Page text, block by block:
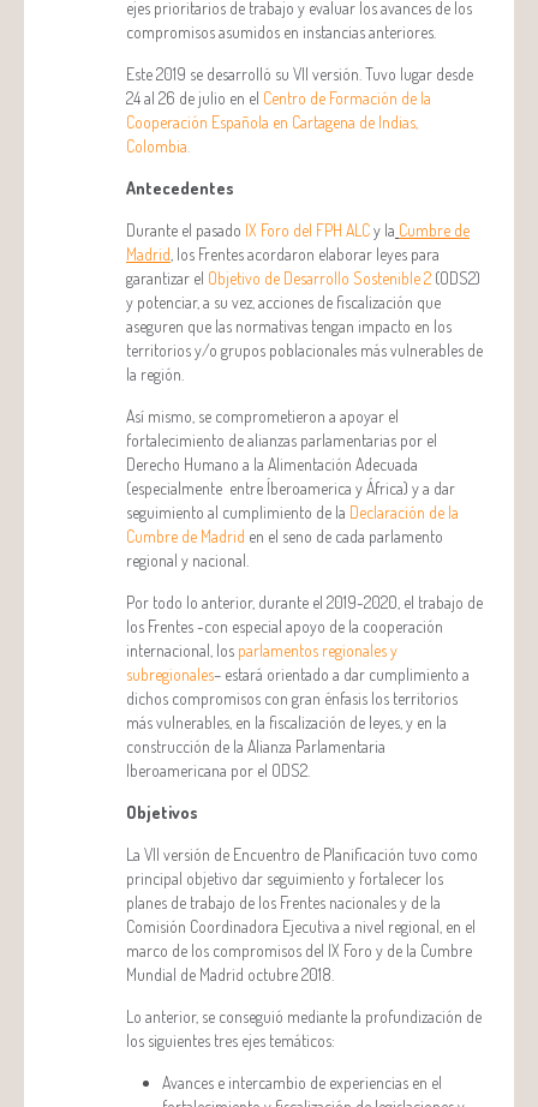
ejes prioritarios de trabajo y evaluar los avances de los
compromisos asumidos en instancias anteriores.
Este 2019 se desarrolló su VII versión. Tuvo lugar desde
24 al 26 de julio en el Centro de Formación de la
Cooperación Española en Cartagena de Indias,
Colombia.
Antecedentes
Durante el pasado IX Foro del FPH ALCy la Cumbre de
Madrid , los Frentes acordaron elaborar leyes para
garantizar el Objetivo de Desarrollo Sostenible 2 (ODS2)
y potenciar, a su vez, acciones de fiscalización que
aseguren que las normativas tengan impacto en los
territorios y/o grupos poblacionales más vulnerables de
la región.
Así mismo, se comprometieron a apoyar el
fortalecimiento de alianzas parlamentarias por el
Derecho Humano a la Alimentación Adecuada
(especialmente entre Íberoamerica y África) y a dar
seguimiento al cumplimiento de la Declaración de la
Cumbre de Madrid en el seno de cada parlamento
regional y nacional.
Por todo lo anterior, durante el 2019-2020, el trabajo de
los Frentes -con especial apoyo de la cooperación
internacional, los parlamentos regionales y
subregionales– estará orientado a dar cumplimiento a
dichos compromisos con gran énfasis los territorios
más vulnerables, en la fiscalización de leyes, y en la
construcción de la Alianza Parlamentaria
Iberoamericana por el ODS2.
Objetivos
La VII versión de Encuentro de Planificación tuvo como
principal objetivo dar seguimiento y fortalecer los
planes de trabajo de los Frentes nacionales y de la
Comisión Coordinadora Ejecutiva a nivel regional, en el
marco de los compromisos del IX Foro y de la Cumbre
Mundial de Madrid octubre 2018.
Lo anterior, se conseguió mediante la profundización de
los siguientes tres ejes temáticos:
Avances e intercambio de experiencias en el